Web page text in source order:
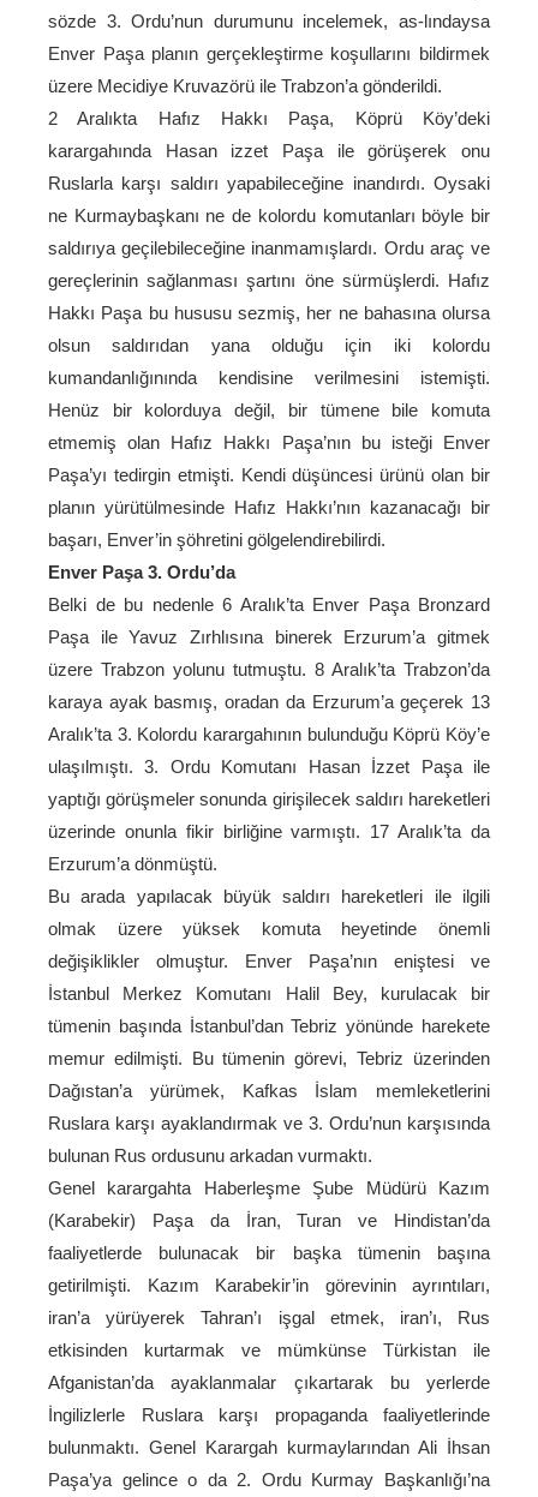
sözde 3. Ordu’nun durumunu incelemek, as-lındaysa
Enver Paşa planın gerçekleştirme koşullarını bildirmek
üzere Mecidiye Kruvazörü ile Trabzon’a gönderildi.
2 Aralıkta Hafız Hakkı Paşa, Köprü Köy’deki
karargahında Hasan izzet Paşa ile görüşerek onu
Ruslarla karşı saldırı yapabileceğine inandırdı. Oysaki
ne Kurmaybaşkanı ne de kolordu komutanları böyle bir
saldırıya geçilebileceğine inanmamışlardı. Ordu araç ve
gereçlerinin sağlanması şartını öne sürmüşlerdi. Hafız
Hakkı Paşa bu hususu sezmiş, her ne bahasına olursa
olsun saldırıdan yana olduğu için iki kolordu
kumandanlığınında kendisine verilmesini istemişti.
Henüz bir kolorduya değil, bir tümene bile komuta
etmemiş olan Hafız Hakkı Paşa’nın bu isteği Enver
Paşa’yı tedirgin etmişti. Kendi düşüncesi ürünü olan bir
planın yürütülmesinde Hafız Hakkı’nın kazanacağı bir
başarı, Enver’in şöhretini gölgelendirebilirdi.
Enver Paşa 3. Ordu’da
Belki de bu nedenle 6 Aralık’ta Enver Paşa Bronzard
Paşa ile Yavuz Zırhlısına binerek Erzurum’a gitmek
üzere Trabzon yolunu tutmuştu. 8 Aralık’ta Trabzon’da
karaya ayak basmış, oradan da Erzurum’a geçerek 13
Aralık’ta 3. Kolordu karargahının bulunduğu Köprü Köy’e
ulaşılmıştı. 3. Ordu Komutanı Hasan İzzet Paşa ile
yaptığı görüşmeler sonunda girişilecek saldırı hareketleri
üzerinde onunla fikir birliğine varmıştı. 17 Aralık’ta da
Erzurum’a dönmüştü.
Bu arada yapılacak büyük saldırı hareketleri ile ilgili
olmak üzere yüksek komuta heyetinde önemli
değişiklikler olmuştur. Enver Paşa’nın eniştesi ve
İstanbul Merkez Komutanı Halil Bey, kurulacak bir
tümenin başında İstanbul’dan Tebriz yönünde harekete
memur edilmişti. Bu tümenin görevi, Tebriz üzerinden
Dağıstan’a yürümek, Kafkas İslam memleketlerini
Ruslara karşı ayaklandırmak ve 3. Ordu’nun karşısında
bulunan Rus ordusunu arkadan vurmaktı.
Genel karargahta Haberleşme Şube Müdürü Kazım
(Karabekir) Paşa da İran, Turan ve Hindistan’da
faaliyetlerde bulunacak bir başka tümenin başına
getirilmişti. Kazım Karabekir’in görevinin ayrıntıları,
iran’a yürüyerek Tahran’ı işgal etmek, iran’ı, Rus
etkisinden kurtarmak ve mümkünse Türkistan ile
Afganistan’da ayaklanmalar çıkartarak bu yerlerde
İngilizlerle Ruslara karşı propaganda faaliyetlerinde
bulunmaktı. Genel Karargah kurmaylarından Ali İhsan
Paşa’ya gelince o da 2. Ordu Kurmay Başkanlığı’na